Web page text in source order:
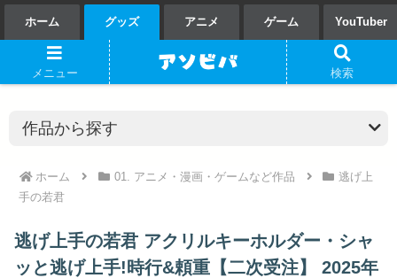
ホーム グッズ アニメ ゲーム YouTuber
ホーム 01. アニメ・漫画・ゲームなど作品
逃げ上
手の若君
逃げ上手の若君 アクリルキーホルダー・シャ
ッと逃げ上手!時行&頼重【二次受注】 2025年
メニュー 検索